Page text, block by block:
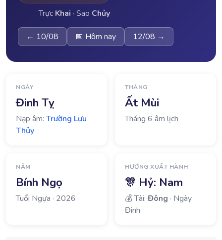
Trực Khai · Sao Chủy
← 10/08 📅 Hôm nay 12/08 →
NGÀY
Đinh Tỵ
Nạp âm: Trường Lưu
Thủy
THÁNG
Ất Mùi
Tháng 6 âm lịch
NĂM
Bính Ngọ
Tuổi Ngựa · 2026
HƯỚNG XUẤT HÀNH
🎊 Hỷ: Nam
💰 Tài: Đông · Ngày
Đinh